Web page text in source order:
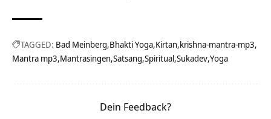
TAGGED: Bad Meinberg Bhakti Yoga Kirtan krishna-mantra-mp3
Mantra mp3 Mantrasingen Satsang Spiritual Sukadev Yoga
Dein Feedback?